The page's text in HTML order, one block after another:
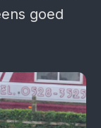
goed